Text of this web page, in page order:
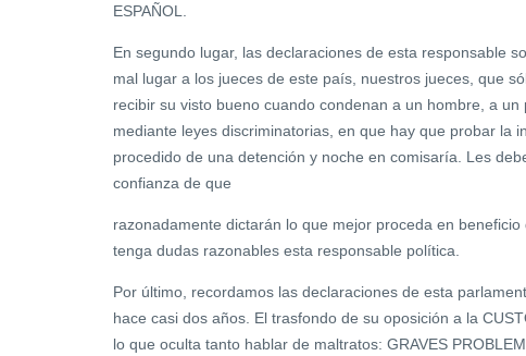
ESPAÑOL.
En segundo lugar, las declaraciones de esta responsable
mal lugar a los jueces de este país, nuestros jueces, que
recibir su visto bueno cuando condenan a un hombre, a un
mediante leyes discriminatorias, en que hay que probar la
procedido de una detención y noche en comisaría. Les
confianza de que
razonadamente dictarán lo que mejor proceda en beneficio
tenga dudas razonables esta responsable política.
Por último, recordamos las declaraciones de esta
hace casi dos años. El trasfondo de su oposición a la
lo que oculta tanto hablar de maltratos: GRAVES